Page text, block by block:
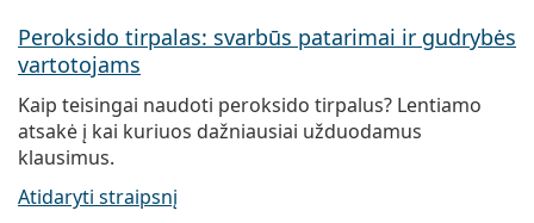
Peroksido tirpalas: svarbūs patarimai ir gudrybės
vartotojams
Kaip teisingai naudoti peroksido tirpalus? Lentiamo
atsakė į kai kuriuos dažniausiai užduodamus
klausimus.
Atidaryti straipsnį